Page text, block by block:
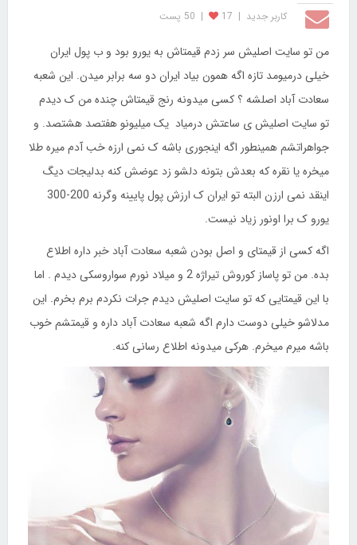
کاربر جديد |
17
| 50 پست
من تو سایت اصلیش سر زدم قیمتاش به یورو بود و ب پول ایران
خیلی درمیومد تازه اگه همون بیاد ایران دو سه برابر میدن. این شعبه
سعادت آباد اصلشه ؟ کسی میدونه رنج قیمتاش چنده من ک دیدم
تو سایت اصلیش ی ساعتش درمیاد یک میلیونو هفتصد هشتصد. و
جواهراتشم همینطور اگه اینجوری باشه ک نمی ارزه خب آدم میره طلا
میخره یا نقره که بعدش بتونه دلشو زد عوضش کنه بدلیجات دیگ
اینقد نمی ارزن البته تو ایران ک ارزش پول پایینه وگرنه 200-300
یورو ک برا اونور زیاد نیست.
اگه کسی از قیمتای و اصل بودن شعبه سعادت آباد خبر داره اطلاع
بده. من تو پاساز کوروش تیراژه 2 و میلاد نورم سواروسکی دیدم . اما
با این قیمتایی که تو سایت اصلیش دیدم جرات نکردم برم بخرم. این
مدلاشو خیلی دوست دارم اگه شعبه سعادت آباد داره و قیمتشم خوب
باشه میرم میخرم. هرکی میدونه اطلاع رسانی کنه.